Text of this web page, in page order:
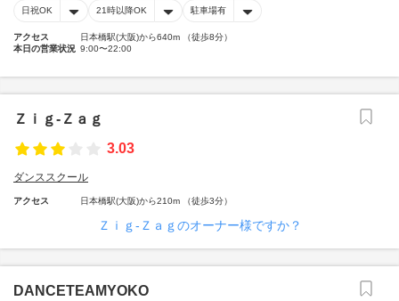
日祝OK 21時以降OK 駐車場有
アクセス
日本橋駅(大阪)から640m （徒歩8分）
本日の営業状況 9:00〜22:00
Ｚｉｇ‐Ｚａｇ
3.03
ダンススクール
アクセス 日本橋駅(大阪)から210m （徒歩3分）
Ｚｉｇ‐Ｚａｇのオーナー様ですか？
DANCETEAMYOKO